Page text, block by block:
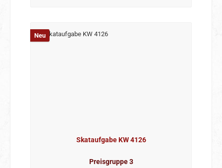
Neu
Skataufgabe KW 4126
Preisgruppe 3